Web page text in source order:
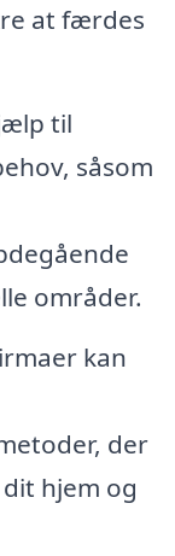
at færdes
til
såsom
områder.
kan
der
hjem og